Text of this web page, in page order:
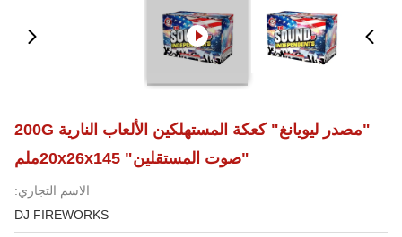
"مصدر ليويانغ" كعكة المستهلكين الألعاب النارية 200G
"صوت المستقلين" 20x26x145ملم
الاسم التجاري:
DJ FIREWORKS